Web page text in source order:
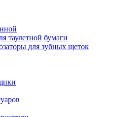
таулетной бумаги
для зубных щеток